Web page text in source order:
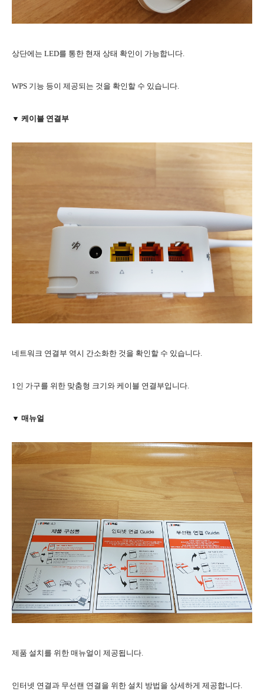
상단에는 LED를 통한 현재 상태 확인이 가능합니다.
WPS 기능 등이 제공되는 것을 확인할 수 있습니다.
▼ 케이블 연결부
네트워크 연결부 역시 간소화한 것을 확인할 수 있습니다.
1인 가구를 위한 맞춤형 크기와 케이블 연결부입니다.
▼ 매뉴얼
제품 설치를 위한 매뉴얼이 제공됩니다.
인터넷 연결과 무선랜 연결을 위한 설치 방법을 상세하게 제공합니다.